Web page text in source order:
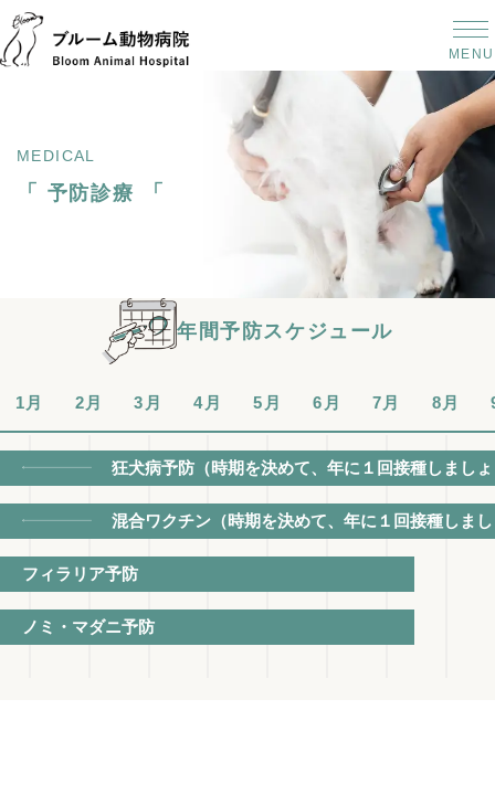
MENU
MEDICAL
「 予防診療 「
年間予防スケジュール
1月 2月 3月 4月 5月 6月 7月 8月
狂犬病予防（時期を決めて、年に１回接種しまし
混合ワクチン（時期を決めて、年に１回接種しま
フィラリア予防
ノミ・マダニ予防